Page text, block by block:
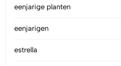
eenjarige planten
eenjarigen
estrella